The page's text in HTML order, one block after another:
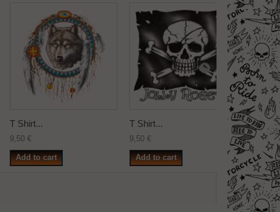
T Shirt...
9,50 €
Add to cart
T Shirt...
9,50 €
Add to cart
T
9,50 €
Add